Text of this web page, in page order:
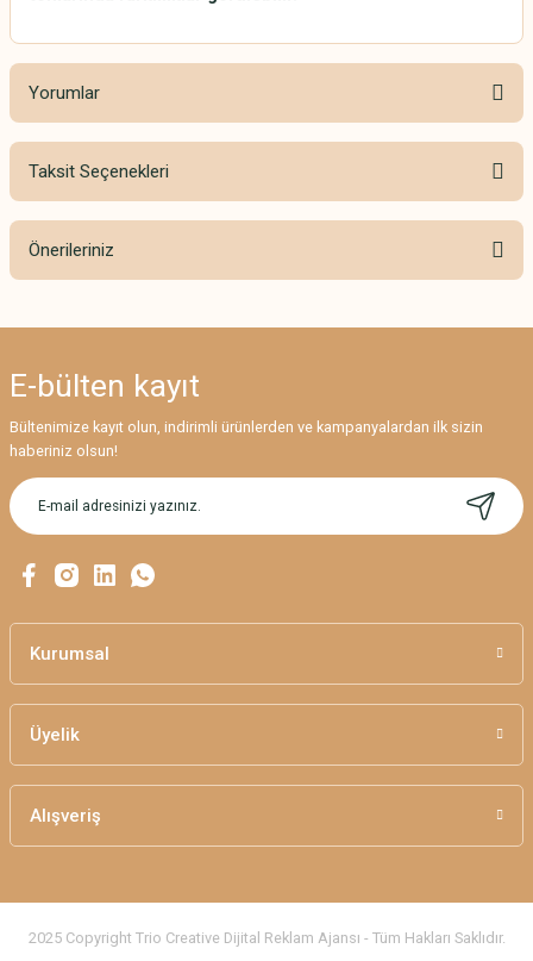
Yorumlar
Bu ürüne ilk yorumu siz yapın!
Taksit Seçenekleri
Önerileriniz
Görüş ve önerileriniz için teşekkür ederiz.
Ürün resmi kalitesiz, bozuk veya görüntülenemiyor.
Ürün açıklamasında eksik bilgiler bulunuyor.
Ürün bilgilerinde hatalar bulunuyor.
Bu ürüne benzer farklı alternatifler olmalı.
E-bülten kayıt
Bültenimize kayıt olun, indirimli ürünlerden ve kampanyalardan ilk sizin
haberiniz olsun!
Kurumsal
Üyelik
Alışveriş
2025 Copyright Trio Creative Dijital Reklam Ajansı - Tüm Hakları Saklıdır.